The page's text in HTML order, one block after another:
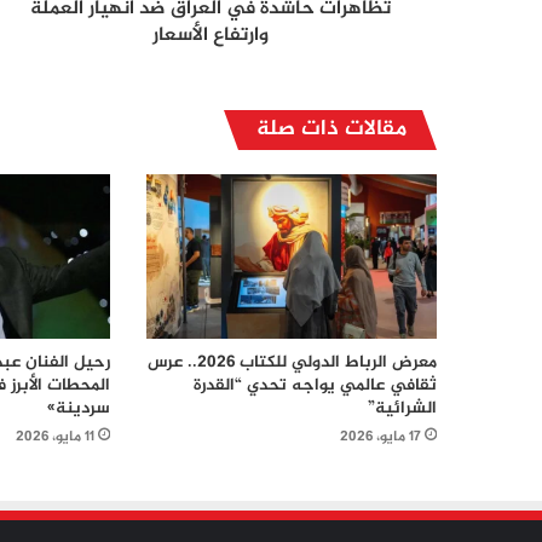
تظاهرات حاشدة في العراق ضد انهيار العملة
وارتفاع الأسعار
مقالات ذات صلة
معرض الرباط الدولي للكتاب 2026.. عرس
ثقافي عالمي يواجه تحدي “القدرة
الشرائية”
17 مايو، 2026
رحيل الفنان
المحطات
سردينة»
11 مايو، 2026